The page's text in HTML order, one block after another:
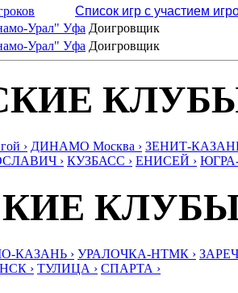
Список игр с участием
Урал" Уфа Доигровщик
Урал" Уфа Доигровщик
› ДИНАМО Москва › ЗЕНИТ-
› КУЗБАСС › ЕНИСЕЙ ›
КАЗАНЬ › УРАЛОЧКА-НТМК ›
› ТУЛИЦА › СПАРТА ›